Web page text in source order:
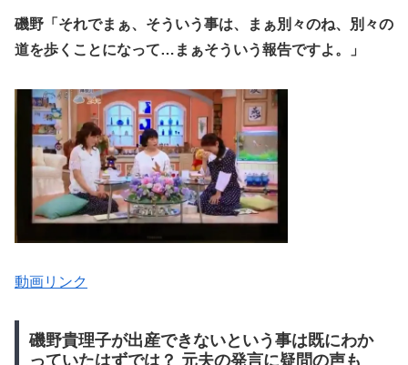
磯野「それでまぁ、そういう事は、まぁ別々のね、別々の
道を歩くことになって…まぁそういう報告ですよ。」
動画リンク
磯野貴理子が出産できないという事は既にわか
っていたはずでは？ 元夫の発言に疑問の声も